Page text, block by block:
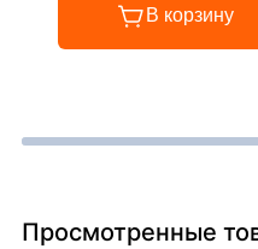
В корзину
Просмотренные